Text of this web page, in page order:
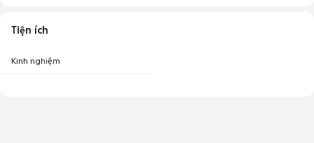
Tiện ích
Kinh nghiệm